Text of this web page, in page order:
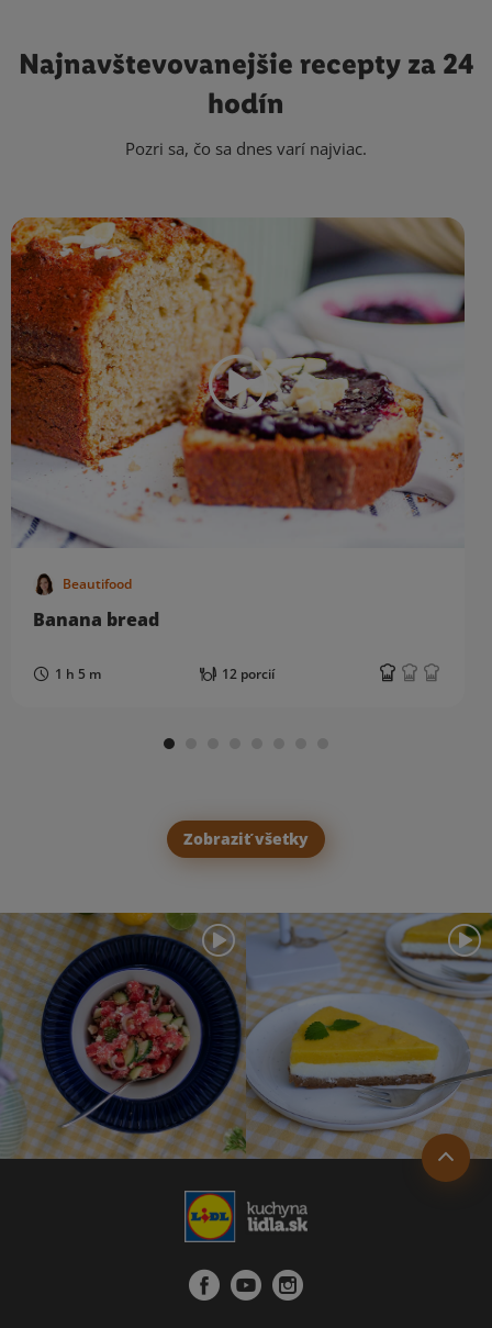
Najnavštevovanejšie recepty za 24
hodín
Pozri sa, čo sa dnes varí najviac.
Beautifood
Banana bread
1 h 5 m 12 porcií
Zobraziť všetky